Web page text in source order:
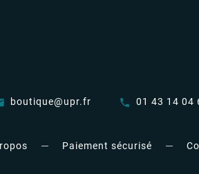
boutique@upr.fr call 01 43 14 04
Paiement sécurisé